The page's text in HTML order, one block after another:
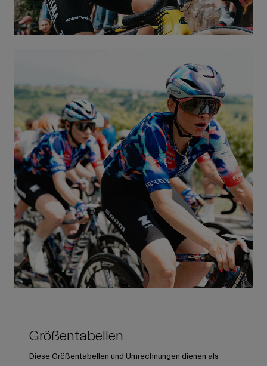
Größentabellen
Diese Größentabellen und Umrechnungen dienen als